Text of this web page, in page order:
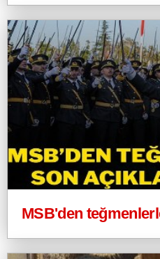
MSB'den